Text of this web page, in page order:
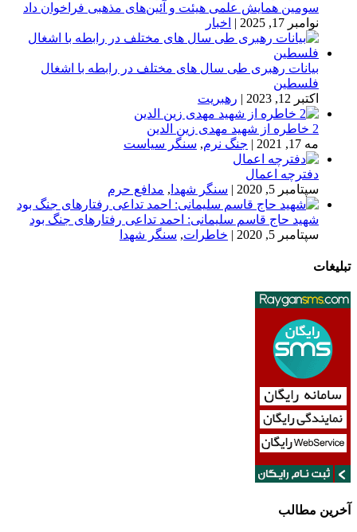
سومین همایش علمی هیئت و آئین‌های مذهبی فراخوان داد
نوامبر 17, 2025
| اخبار
بیانات رهبری طی سال های مختلف در رابطه با اشغال
فلسطین
اکتبر 12, 2023
| رهبریت
2 خاطره از شهید مهدی زین الدین
مه 17, 2021
| جنگ نرم, سنگر سیاست
دفترچه اعمال
سپتامبر 5, 2020
| سنگر شهدا , مدافع حرم
شهید حاج قاسم سلیمانی: احمد تداعی رفتارهای جنگ بود
سپتامبر 5, 2020
| خاطرات, سنگر شهدا
تبلیغات
آخرین مطالب